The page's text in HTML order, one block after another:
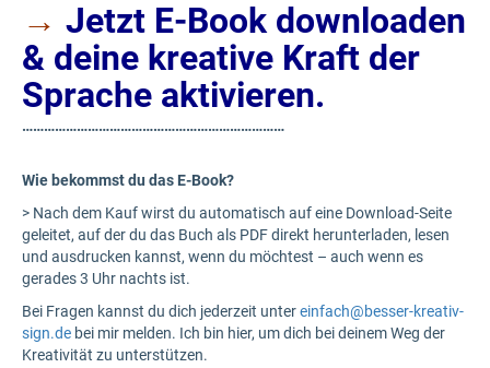
→ Jetzt E-Book downloaden
& deine kreative Kraft der
Sprache aktivieren.
………………………………………………………………
Wie bekommst du das E-Book?
> Nach dem Kauf wirst du automatisch auf eine Download-Seite
geleitet, auf der du das Buch als PDF direkt herunterladen, lesen
und ausdrucken kannst, wenn du möchtest – auch wenn es
gerades 3 Uhr nachts ist.
Bei Fragen kannst du dich jederzeit untereinfach@besser-kreativ-
sign.de bei mir melden. Ich bin hier, um dich bei deinem Weg der
Kreativität zu unterstützen.